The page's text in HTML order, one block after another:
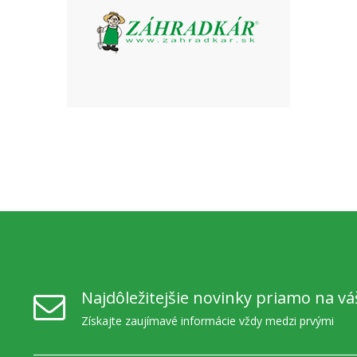
Najdôležitejšie novinky priamo na
Získajte zaujímavé informácie vždy medzi prvými